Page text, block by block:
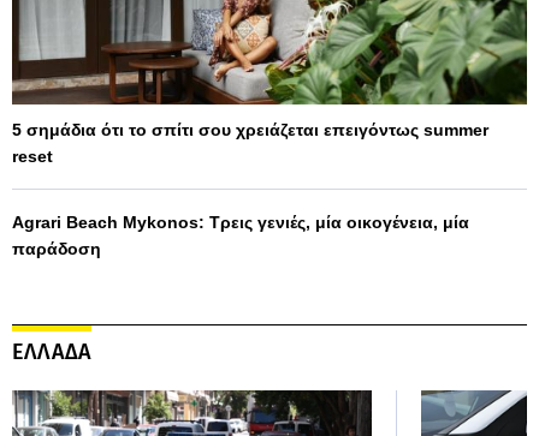
5 σημάδια ότι το σπίτι σου χρειάζεται επειγόντως summer
reset
Agrari Beach Mykonos: Τρεις γενιές, μία οικογένεια, μία
παράδοση
ΕΛΛΑΔΑ